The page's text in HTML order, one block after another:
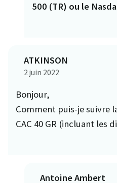
500 (TR) ou le
ATKINSON
2 juin 2022
Bonjour,
Comment puis-je suivre
CAC 40 GR (incluant les
Antoine Ambert